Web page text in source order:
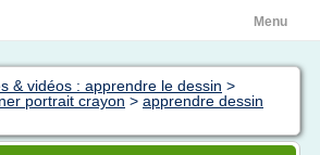
Menu
& vidéos : apprendre le dessin >
portrait crayon > apprendre dessin